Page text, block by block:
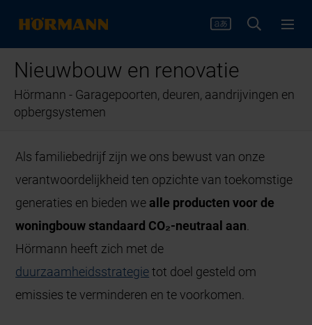
Nieuwbouw en renovatie
Hörmann - Garagepoorten, deuren, aandrijvingen en
opbergsystemen
Als familiebedrijf zijn we ons bewust van onze
verantwoordelijkheid ten opzichte van toekomstige
generaties en bieden we alle producten voor de
woningbouw standaard CO₂-neutraal aan.
Hörmann heeft zich met de
duurzaamheidsstrategietot doel gesteld om
emissies te verminderen en te voorkomen.